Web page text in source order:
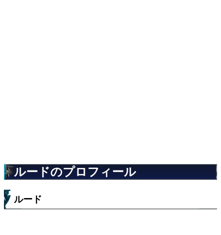
ルードのプロフィール
ルード